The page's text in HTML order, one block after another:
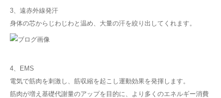
3、遠赤外線発汗
身体の芯からじわじわと温め、大量の汗を絞り出してくれます。
4、EMS
電気で筋肉を刺激し、筋収縮を起こし運動効果を発揮します。
筋肉が増え基礎代謝量のアップを目的に、より多くのエネルギー消費